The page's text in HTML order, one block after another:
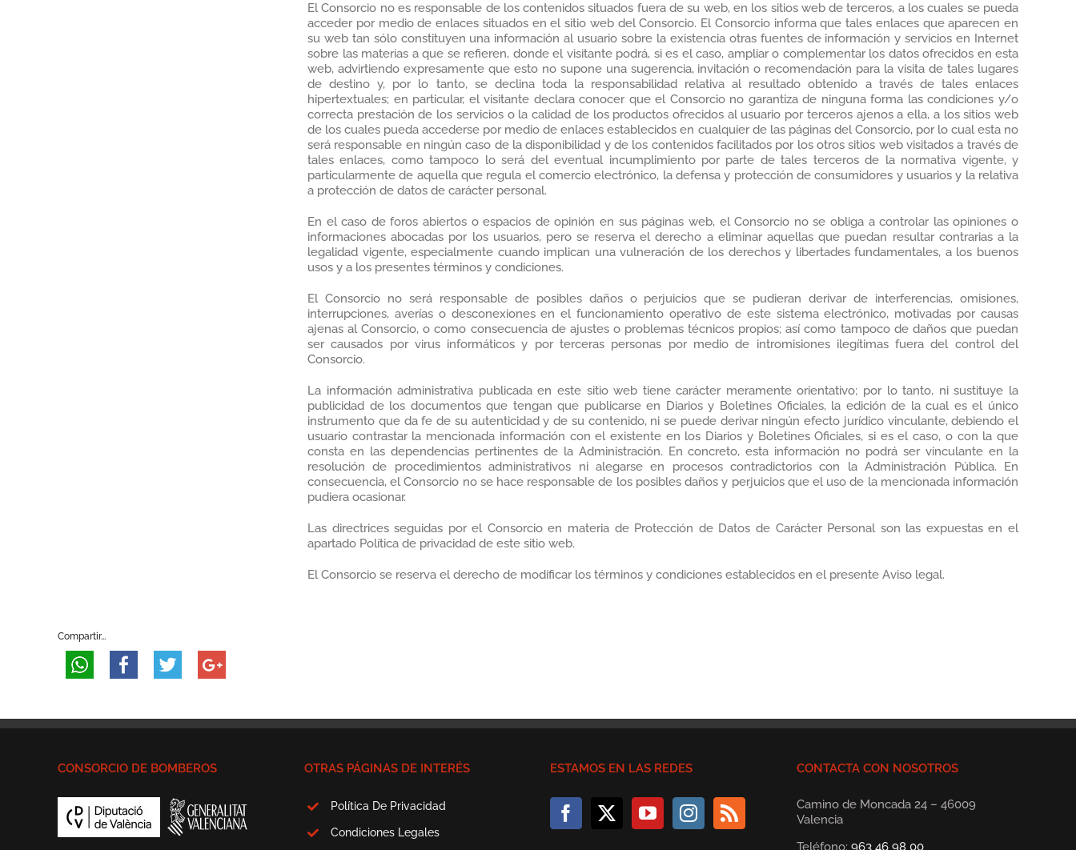
El Consorcio no es responsable de los contenidos situados fuera de su web, en los sitios web de terceros, a los cuales se pueda
acceder por medio de enlaces situados en el sitio web del Consorcio. El Consorcio informa que tales enlaces que aparecen en
su web tan sólo constituyen una información al usuario sobre la existencia otras fuentes de información y servicios en Internet
sobre las materias a que se refieren, donde el visitante podrá, si es el caso, ampliar o complementar los datos ofrecidos en esta
web, advirtiendo expresamente que esto no supone una sugerencia, invitación o recomendación para la visita de tales lugares
de destino y, por lo tanto, se declina toda la responsabilidad relativa al resultado obtenido a través de tales enlaces
hipertextuales; en particular, el visitante declara conocer que el Consorcio no garantiza de ninguna forma las condiciones y/o
correcta prestación de los servicios o la calidad de los productos ofrecidos al usuario por terceros ajenos a ella, a los sitios web
de los cuales pueda accederse por medio de enlaces establecidos en cualquier de las páginas del Consorcio, por lo cual esta no
será responsable en ningún caso de la disponibilidad y de los contenidos facilitados por los otros sitios web visitados a través de
tales enlaces, como tampoco lo será del eventual incumplimiento por parte de tales terceros de la normativa vigente, y
particularmente de aquella que regula el comercio electrónico, la defensa y protección de consumidores y usuarios y la relativa
a protección de datos de carácter personal.
En el caso de foros abiertos o espacios de opinión en sus páginas web, el Consorcio no se obliga a controlar las opiniones o
informaciones abocadas por los usuarios, pero se reserva el derecho a eliminar aquellas que puedan resultar contrarias a la
legalidad vigente, especialmente cuando implican una vulneración de los derechos y libertades fundamentales, a los buenos
usos y a los presentes términos y condiciones.
El Consorcio no será responsable de posibles daños o perjuicios que se pudieran derivar de interferencias, omisiones,
interrupciones, averías o desconexiones en el funcionamiento operativo de este sistema electrónico, motivadas por causas
ajenas al Consorcio, o como consecuencia de ajustes o problemas técnicos propios; así como tampoco de daños que puedan
ser causados por virus informáticos y por terceras personas por medio de intromisiones ilegítimas fuera del control del
Consorcio.
La información administrativa publicada en este sitio web tiene carácter meramente orientativo; por lo tanto, ni sustituye la
publicidad de los documentos que tengan que publicarse en Diarios y Boletines Oficiales, la edición de la cual es el único
instrumento que da fe de su autenticidad y de su contenido, ni se puede derivar ningún efecto jurídico vinculante, debiendo el
usuario contrastar la mencionada información con el existente en los Diarios y Boletines Oficiales, si es el caso, o con la que
consta en las dependencias pertinentes de la Administración. En concreto, esta información no podrá ser vinculante en la
resolución de procedimientos administrativos ni alegarse en procesos contradictorios con la Administración Pública. En
consecuencia, el Consorcio no se hace responsable de los posibles daños y perjuicios que el uso de la mencionada información
pudiera ocasionar.
Las directrices seguidas por el Consorcio en materia de Protección de Datos de Carácter Personal son las expuestas en el
apartado Política de privacidad de este sitio web.
El Consorcio se reserva el derecho de modificar los términos y condiciones establecidos en el presente Aviso legal.
Compartir...
CONSORCIO DE BOMBEROS OTRAS PÁGINAS DE INTERÉS
Política De Privacidad
Condiciones Legales
ESTAMOS EN LAS REDES CONTACTA CON NOSOTROS
Camino de Moncada 24 – 46009
Valencia
Teléfono: 963 46 98 00